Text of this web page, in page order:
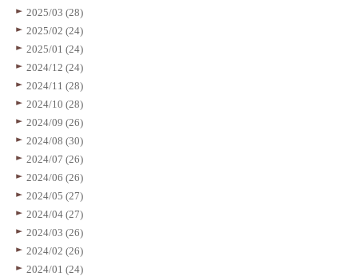
2025/03 (28)
2025/02 (24)
2025/01 (24)
2024/12 (24)
2024/11 (28)
2024/10 (28)
2024/09 (26)
2024/08 (30)
2024/07 (26)
2024/06 (26)
2024/05 (27)
2024/04 (27)
2024/03 (26)
2024/02 (26)
2024/01 (24)